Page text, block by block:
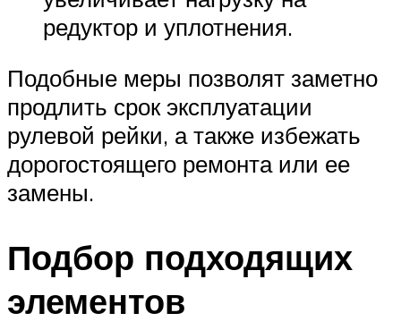
редуктор и уплотнения.
Подобные меры позволят заметно
продлить срок эксплуатации
рулевой рейки, а также избежать
дорогостоящего ремонта или ее
замены.
Подбор подходящих
элементов